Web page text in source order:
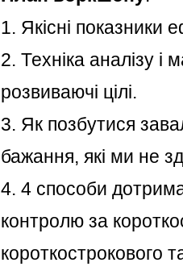
1. Якісні показники
2. Техніка аналізу
розвиваючі цілі.
3. Як позбутися
бажання, які ми не
4. 4 способи
контролю за
короткострокового